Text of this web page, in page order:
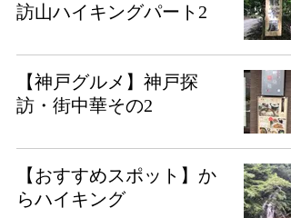
訪山ハイキングパート2
【神戸グルメ】神戸探
訪・街中華その2
【おすすめスポット】か
らハイキング